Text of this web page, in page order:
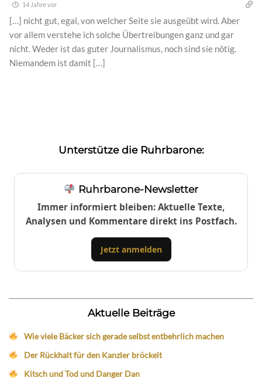
14 Jahre vor
[…] nicht gut, egal, von welcher Seite sie ausgeübt wird. Aber
vor allem verstehe ich solche Übertreibungen ganz und gar
nicht. Weder ist das guter Journalismus, noch sind sie nötig.
Niemandem ist damit […]
Unterstütze die Ruhrbarone:
Ruhrbarone-Newsletter
Immer informiert bleiben: Aktuelle Texte,
Analysen und Kommentare direkt ins Postfach.
Jetzt anmelden
Aktuelle Beiträge
Wie viele Bäcker sich gerade selbst entbehrlich machen
Der Rückhalt für den Kanzler bröckelt
Kitsch und Tod und Danger Dan